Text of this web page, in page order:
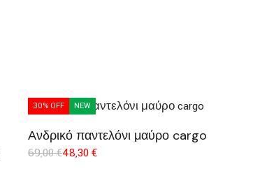
30% OFF NEW
Ανδρικό παντελόνι μαύρο cargo
69,00€48,30€